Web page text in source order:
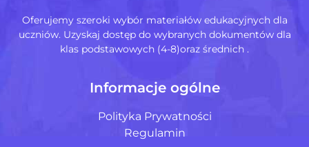
Oferujemy szeroki wybór materiałów edukacyjnych dla
uczniów. Uzyskaj dostęp do wybranych dokumentów dla
klas podstawowych (4-8)oraz średnich .
Informacje ogólne
Polityka Prywatności
Regulamin